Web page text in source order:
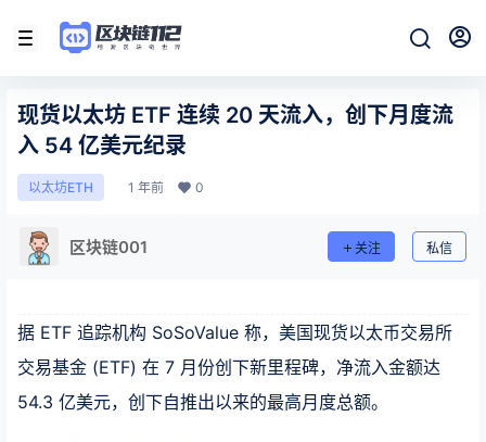
现货以太坊 ETF 连续 20 天流入，创下月度流
入 54 亿美元纪录
以太坊ETH 1 年前 0
区块链001 关注 私信
据 ETF 追踪机构 SoSoValue 称，美国现货以太币交易所
交易基金 (ETF) 在 7 月份创下新里程碑，净流入金额达
54.3 亿美元，创下自推出以来的最高月度总额。